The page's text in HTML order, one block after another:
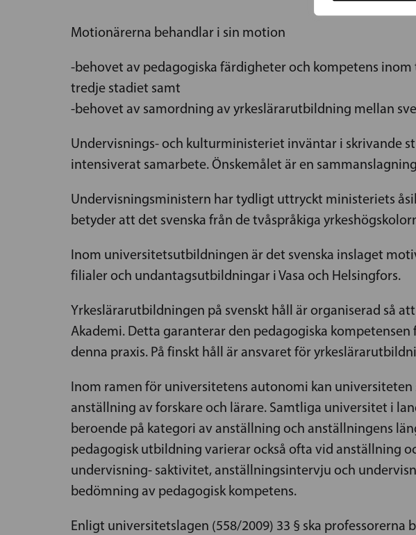
Motionärerna behandlar i sin motion
-behovet av pedagogiska färdigheter och kompetens
tredje stadiet samt
-behovet av samordning av yrkeslärarutbildning mellan
Undervisnings- och kulturministeriet inväntar i skrivande
intensiverat samarbete. Önskemålet är en
Undervisningsministern har tydligt uttryckt ministeriets
betyder att det svenska från de tvåspråkiga
Inom universitetsutbildningen är det svenska inslaget
filialer och undantagsutbildningar i Vasa och Helsingfors.
Yrkeslärarutbildningen på svenskt håll är organiserad så
Akademi. Detta garanterar den pedagogiska
denna praxis. På finskt håll är ansvaret för
Inom ramen för universitetens autonomi kan
anställning av forskare och lärare. Samtliga universitet i
beroende på kategori av anställning och anställningens
pedagogisk utbildning varierar också ofta vid anställning
undervisning- saktivitet, anställningsintervju och
bedömning av pedagogisk kompetens.
Enligt universitetslagen (558/2009) 33 § ska